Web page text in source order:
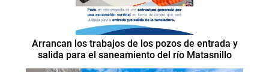
Arrancan los trabajos de los pozos de entrada y
salida para el saneamiento del río Matasnillo